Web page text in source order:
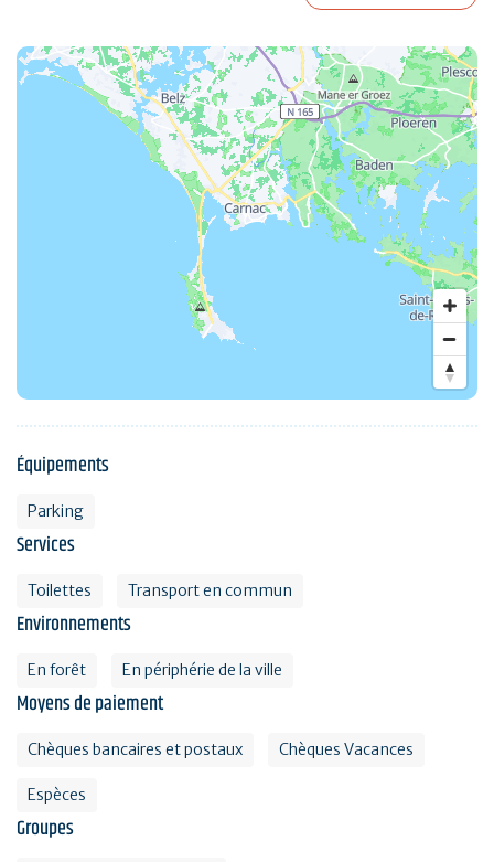
Équipements
Parking
Services
Toilettes Transport en commun
Environnements
En forêt En périphérie de la ville
Moyens de paiement
Chèques bancaires et postaux Chèques Vacances
Espèces
Groupes